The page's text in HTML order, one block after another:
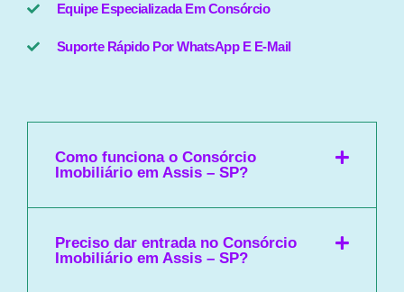
Equipe Especializada Em Consórcio
Suporte Rápido Por WhatsApp E E-Mail
Como funciona o Consórcio
Imobiliário em Assis – SP?
Preciso dar entrada no Consórcio
Imobiliário em Assis – SP?